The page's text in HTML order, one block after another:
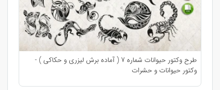
طرح وکتور حیوانات شماره 7 ( آماده برش لیزری و حکاکی ) -
وکتور حیوانات و حشرات